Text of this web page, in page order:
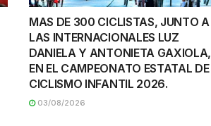
MAS DE 300 CICLISTAS, JUNTO A
LAS INTERNACIONALES LUZ
DANIELA Y ANTONIETA GAXIOLA,
EN EL CAMPEONATO ESTATAL DE
CICLISMO INFANTIL 2026.
03/08/2026